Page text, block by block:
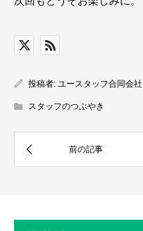
投稿者: ユースタッフ合同会社
スタッフのつぶやき